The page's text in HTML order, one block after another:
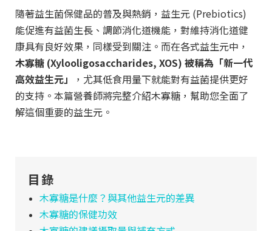
隨著益生菌保健品的普及與熱銷，益生元 (Prebiotics)
能促進有益菌生長、調節消化道機能，對維持消化道健
康具有良好效果，同樣受到關注。而在各式益生元中，
木寡糖 (Xylooligosaccharides, XOS) 被稱為「新一代
高效益生元」
，尤其低食用量下就能對有益菌提供更好
的支持。本篇營養師將完整介紹木寡糖，幫助您全面了
解這個重要的益生元。
目錄
木寡糖是什麼？與其他益生元的差異
木寡糖的保健功效